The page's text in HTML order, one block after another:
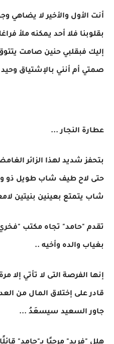
أنت الأول والأخير لا
بقلوبنا فلا أحد يمكنه ملأ
إليك فبقلبي حنين صامت
صمتي أم أنني بالإشتياق
عطارة النجار ...
بتحفز شديد لهذا الزائر
حتى لاح طيف شاب طويل ذو
شاب يتمتع بعينين بنيتين
تقدم "حامد" تجاه مكتب
بغياب والده وأخيه ..
إنها الفرصة التى لا تأتي إلا
قادر على إختلاق المال من
جاور السعيد سيسعَدُ ...